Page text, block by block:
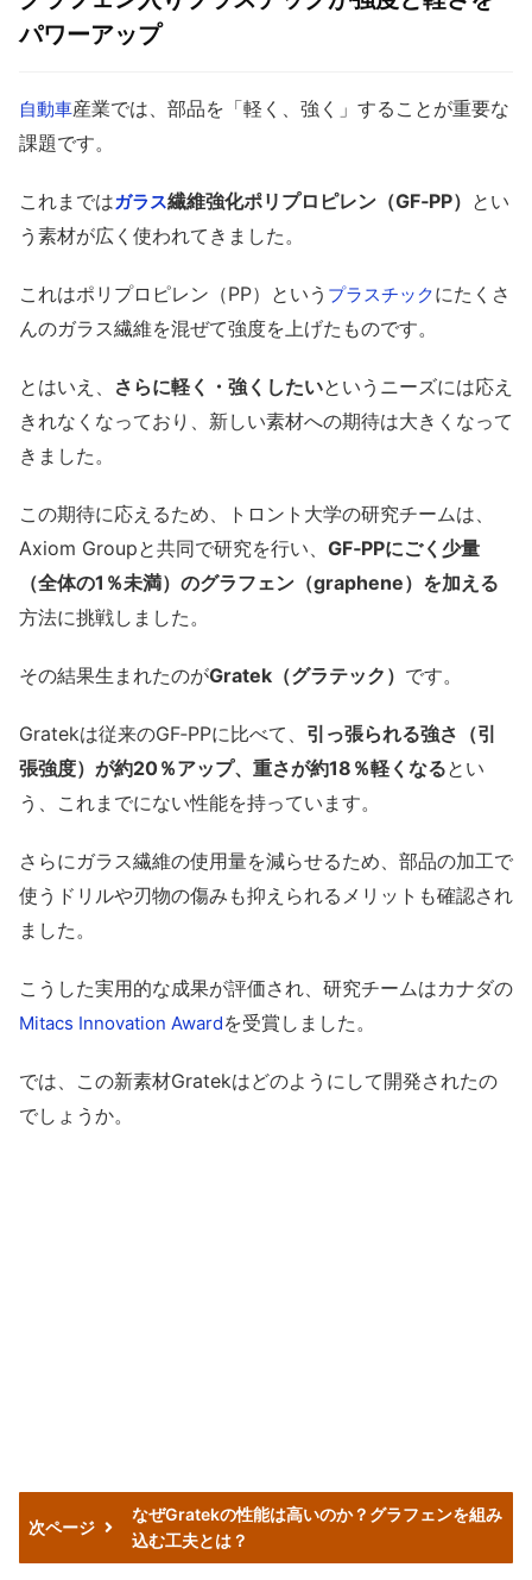
パワーアップ
自動車産業では、部品を「軽く、強く」することが重要な
課題です。
これまではガラス繊維強化ポリプロピレン（GF‑PP） とい
う素材が広く使われてきました。
これはポリプロピレン（PP）という プラスチックにたくさ
んのガラス繊維を混ぜて強度を上げたものです。
とはいえ、 さらに軽く・強くしたいというニーズには応え
きれなくなっており、新しい素材への期待は大きくなって
きました。
この期待に応えるため、トロント大学の研究チームは、
Axiom Groupと共同で研究を行い、 GF‑PPにごく少量
（全体の1％未満）のグラフェン（graphene）を加える
方法に挑戦しました。
その結果生まれたのがGratek（グラテック） です。
Gratekは従来のGF‑PPに比べて、 引っ張られる強さ（引
張強度）が約20％アップ、重さが約18％軽くなるとい
う、これまでにない性能を持っています。
さらにガラス繊維の使用量を減らせるため、部品の加工で
使うドリルや刃物の傷みも抑えられるメリットも確認され
ました。
こうした実用的な成果が評価され、研究チームはカナダの
Mitacs Innovation Awardを受賞しました。
では、この新素材Gratekはどのようにして開発されたの
でしょうか。
次ページ
なぜGratekの性能は高いのか？グラフェンを組み
込む工夫とは？